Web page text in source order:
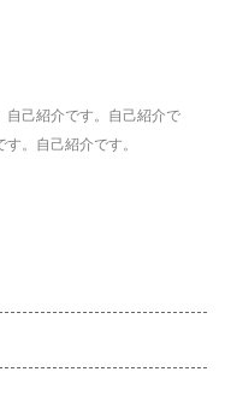
自己紹介です。自己紹介で
。自己紹介です。